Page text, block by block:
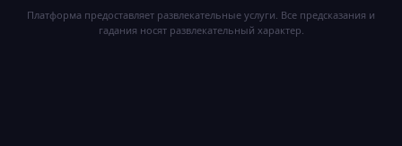
Платформа предоставляет развлекательные услуги. Все предсказания и
гадания носят развлекательный характер.